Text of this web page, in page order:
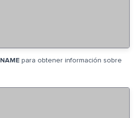
para obtener información sobre